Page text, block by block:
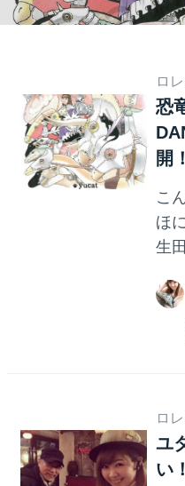
ロ
恐
開！
こ
ほ
生
て
い
す
い
事
で)
ロ
ユ
い！